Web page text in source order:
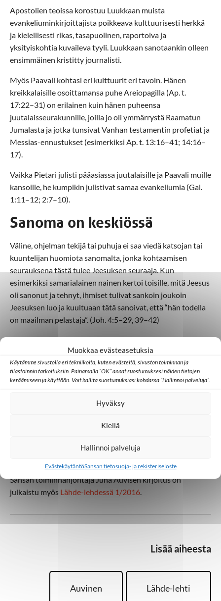
Muokkaa evästeasetuksia
Käytämme sivustolla eri tekniikoita, kuten evästeitä, sivuston toiminnan ja
tilastoinnin tarkoituksiin. Painamalla ”OK” annat suostumuksesi näiden tietojen
keräämiseen ja käyttöön. Voit hallita suostumuksiasi kohdassa ”Hallinnoi palveluja”.
Hyväksy
Kiellä
Hallinnoi palveluja
EvästekäytäntöSansan tietosuoja- ja rekisteriseloste
Apostolien teoissa korostuu Luukkaan muista
evankeliuminkirjoittajista poikkeava kulttuurisesti herkkä
ja kielellisesti rikas, tasapuolinen, raportoiva ja
yksityiskohtia kuvaileva tyyli. Luukkaan sanotaankin olleen
ensimmäinen kristitty journalisti.
Myös Paavali kohtasi eri kulttuurit eri tavoin. Hänen
kreikkalaisille osoittamansa puhe Areiopagilla (Ap. t.
17:22–31) on erilainen kuin hänen puheensa
juutalaisseurakunnille, joilla jo oli ymmärrystä Raamatun
Jumalasta ja jotka tunsivat Vanhan testamentin profetiat ja
Messias-ennustukset (esimerkiksi Ap. t. 13:16–41; 14:16–
17).
Vaikka Pietari julisti pääasiassa juutalaisille ja Paavali muille
kansoille, he kumpikin julistivat samaa evankeliumia (Gal.
1:11–12; 2:7–10).
Sanoma on keskiössä
Väline, ohjelman tekijä tai puhuja ei saa viedä katsojan tai
kuuntelijan huomiota sanomalta, jonka kohtaamisen
seurauksena tästä tulee Jeesuksen seuraaja. Kun
esimerkiksi samarialainen nainen kertoi toisille, mitä Jeesus
oli sanonut ja tehnyt, ihmiset tulivat sankoin joukoin
Jeesuksen luo ja kuultuaan tätä sanoivat, että “hän todella
on maailman pelastaja”. (Joh. 4:5–29, 39–42)
Onnistuneen viestinnän tulos on yhteisö. Erilliset yksilöt
liittyvät yhteisöksi kristillisen median avulla.
Parhaimmillaan se toteutuu Ilmestyskirjan 7. luvun näyn
suuren kansanjoukon muodossa: Siinä oli ihmisiä kaikista
kaikkia kieliä. He seisoivat valtaistuimen ja Karitsan edessä
huusivat kovalla äänellä: “Pelastuksen tuo meidän
Sansan toiminnanjohtaja Juha Auvisen kirjoitus on
julkaistu myös Lähde-lehdessä 1/2016.
Lisää aiheesta
Auvinen Lähde-lehti